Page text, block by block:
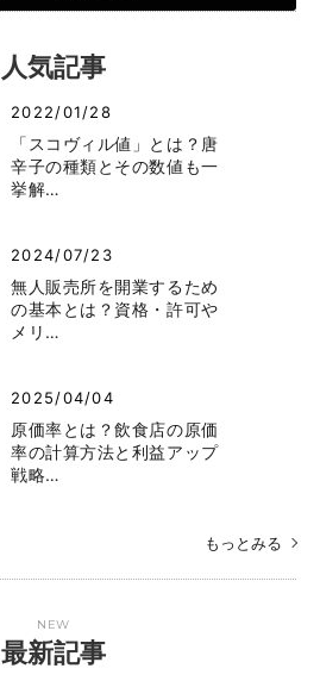
人気記事
2022/01/28
「スコヴィル値」とは？唐
辛子の種類とその数値も一
挙解…
2024/07/23
無人販売所を開業するため
の基本とは？資格・許可や
メリ…
2025/04/04
原価率とは？飲食店の原価
率の計算方法と利益アップ
戦略…
もっとみる
NEW
最新記事